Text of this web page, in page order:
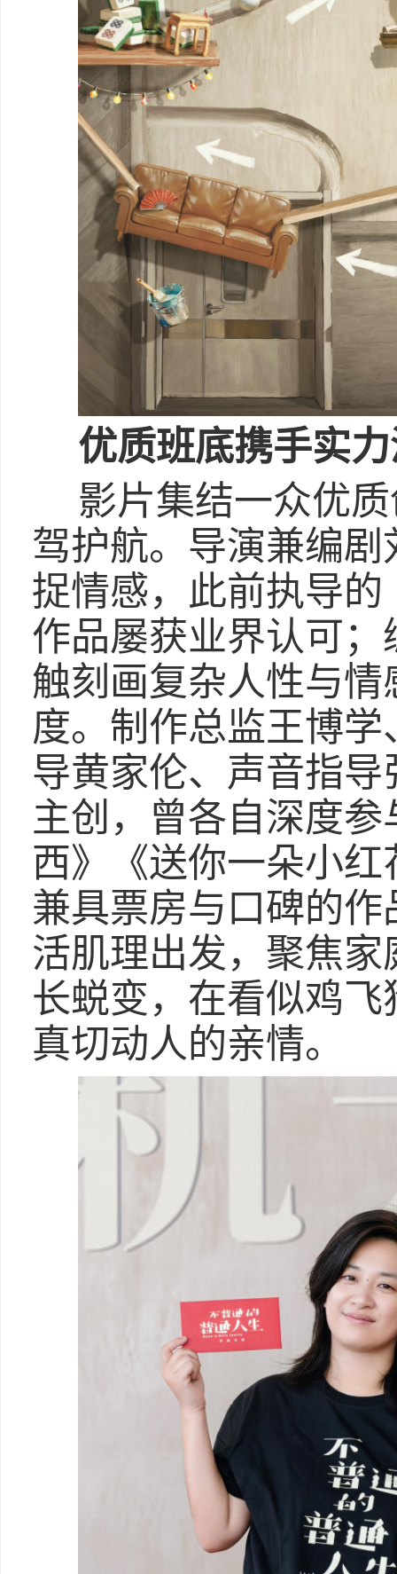
优质班底携手实
影片集结一众优
驾护航。导演兼编
捉情感，此前执导
作品屡获业界认可
触刻画复杂人性与
度。制作总监王博
导黄家伦、声音指
主创，曾各自深度
西》《送你一朵小
兼具票房与口碑的
活肌理出发，聚焦
长蜕变，在看似鸡
真切动人的亲情。